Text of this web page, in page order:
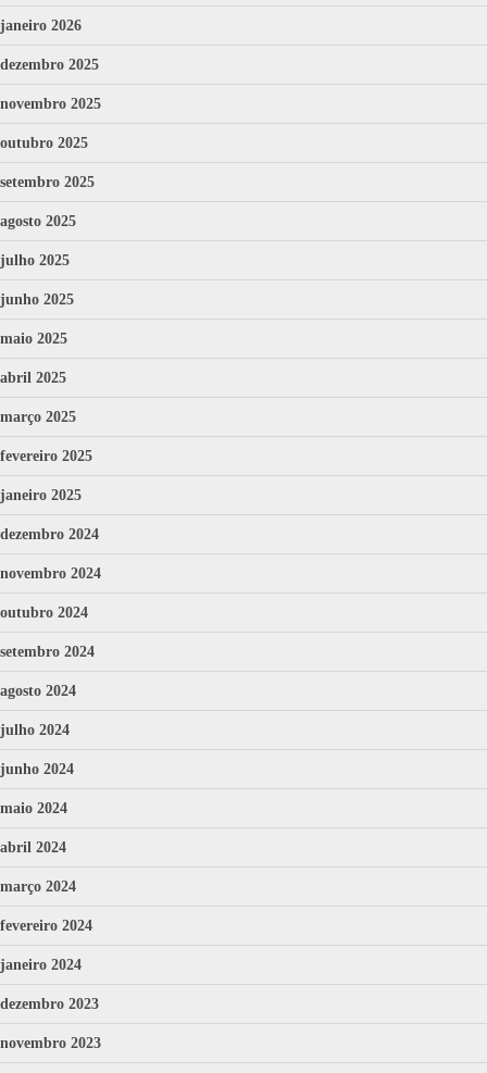
janeiro 2026
dezembro 2025
novembro 2025
outubro 2025
setembro 2025
agosto 2025
julho 2025
junho 2025
maio 2025
abril 2025
março 2025
fevereiro 2025
janeiro 2025
dezembro 2024
novembro 2024
outubro 2024
setembro 2024
agosto 2024
julho 2024
junho 2024
maio 2024
abril 2024
março 2024
fevereiro 2024
janeiro 2024
dezembro 2023
novembro 2023